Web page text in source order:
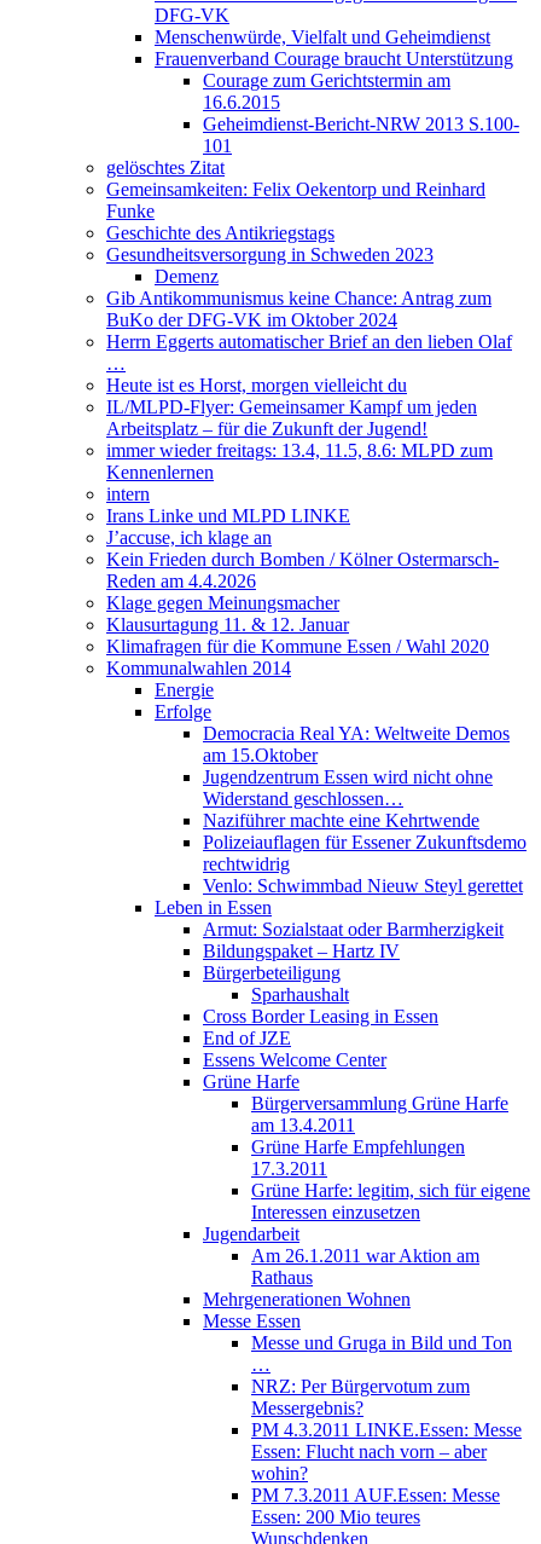
DFG-VK
Menschenwürde, Vielfalt und Geheimdienst
Frauenverband Courage braucht Unterstützung
Courage zum Gerichtstermin am
16.6.2015
Geheimdienst-Bericht-NRW 2013 S.100-
101
gelöschtes Zitat
Gemeinsamkeiten: Felix Oekentorp und Reinhard
Funke
Geschichte des Antikriegstags
Gesundheitsversorgung in Schweden 2023
Demenz
Gib Antikommunismus keine Chance: Antrag zum
BuKo der DFG-VK im Oktober 2024
Herrn Eggerts automatischer Brief an den lieben Olaf
…
Heute ist es Horst, morgen vielleicht du
IL/MLPD-Flyer: Gemeinsamer Kampf um jeden
Arbeitsplatz – für die Zukunft der Jugend!
immer wieder freitags: 13.4, 11.5, 8.6: MLPD zum
Kennenlernen
intern
Irans Linke und MLPD LINKE
J’accuse, ich klage an
Kein Frieden durch Bomben / Kölner Ostermarsch-
Reden am 4.4.2026
Klage gegen Meinungsmacher
Klausurtagung 11. & 12. Januar
Klimafragen für die Kommune Essen / Wahl 2020
Kommunalwahlen 2014
Energie
Erfolge
Democracia Real YA: Weltweite Demos
am 15.Oktober
Jugendzentrum Essen wird nicht ohne
Widerstand geschlossen…
Naziführer machte eine Kehrtwende
Polizeiauflagen für Essener Zukunftsdemo
rechtwidrig
Venlo: Schwimmbad Nieuw Steyl gerettet
Leben in Essen
Armut: Sozialstaat oder Barmherzigkeit
Bildungspaket – Hartz IV
Bürgerbeteiligung
Sparhaushalt
Cross Border Leasing in Essen
End of JZE
Essens Welcome Center
Grüne Harfe
Bürgerversammlung Grüne Harfe
am 13.4.2011
Grüne Harfe Empfehlungen
17.3.2011
Grüne Harfe: legitim, sich für eigene
Interessen einzusetzen
Jugendarbeit
Am 26.1.2011 war Aktion am
Rathaus
Mehrgenerationen Wohnen
Messe Essen
Messe und Gruga in Bild und Ton
…
NRZ: Per Bürgervotum zum
Messergebnis?
PM 4.3.2011 LINKE.Essen: Messe
Essen: Flucht nach vorn – aber
wohin?
PM 7.3.2011 AUF.Essen: Messe
Essen: 200 Mio teures
Wunschdenken